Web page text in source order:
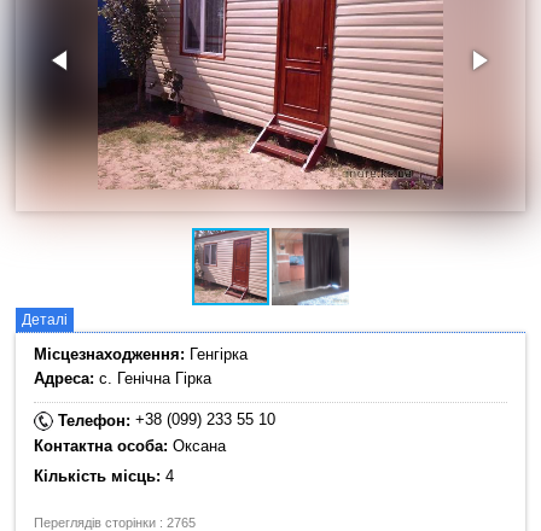
Деталі
Місцезнаходження: Генгірка
Адреса: с. Генічна Гірка
Телефон:+38 (099) 233 55 10
Контактна особа: Оксана
Кількість місць: 4
Переглядів сторінки : 2765